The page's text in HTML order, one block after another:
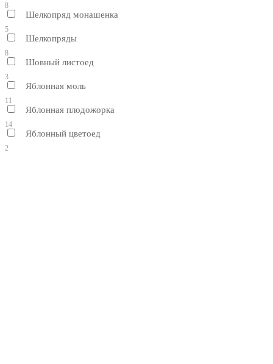
8
Шелкопряд монашенка
5
Шелкопряды
8
Шовный листоед
3
Яблонная моль
11
Яблонная плодожорка
14
Яблонный цветоед
2